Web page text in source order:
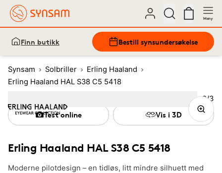
Meny
Finn butikk Bestill synsundersøkelse
Synsam Solbriller
Erling Haaland
Erling Haaland HAL S38 C5 5418
Erling Haaland HAL S38 C5 5418
Moderne pilotdesign – en tidløs, litt mindre silhuett med
Test online Vis i 3D
Bilde
2/3
Image1 3